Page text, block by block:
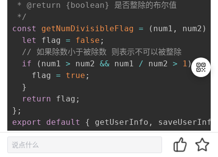
* @return {boolean} 是否整除的布尔值
*/
const
getNumDivisibleFlag = ( num1 , num2 )
let
flag = false ;
// 如果除数小于被除数 则表示不可以被整除
if
( num1 > num2 && num1 / num2 > 1 ) {
    flag
= true ;
}
return flag ;
} ;
export
default { getUserInfo , saveUserInfo
最终UI